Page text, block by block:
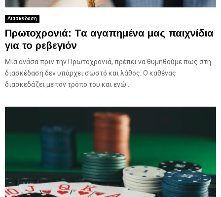
Διασκέδαση
Πρωτοχρονιά: Τα αγαπημένα μας παιχνίδια
για το ρεβεγιόν
Μία ανάσα πριν την Πρωτοχρονιά, πρέπει να θυμηθούμε πως στη
διασκέδαση δεν υπάρχει σωστό και λάθος. Ο καθένας
διασκεδάζει με τον τρόπο του και ενώ...